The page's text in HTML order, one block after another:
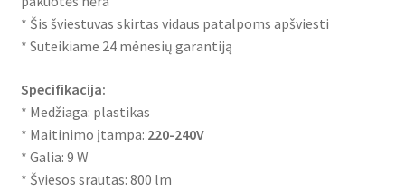
* Šis šviestuvas skirtas vidaus patalpoms apšviesti
* Suteikiame 24 mėnesių garantiją
Specifikacija:
* Medžiaga: plastikas
* Maitinimo įtampa: 220-240V
* Galia: 9 W
* Šviesos srautas: 800 lm